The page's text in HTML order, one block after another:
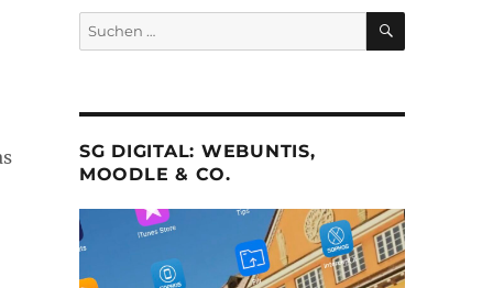
Suche
nach:
SUCHEN
SG DIGITAL: WEBUNTIS,
MOODLE & CO.